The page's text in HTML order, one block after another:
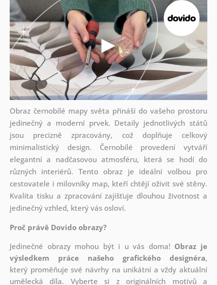
Obraz černobílé mapy světa přináší do vašeho prostoru
jedinečný a moderní prvek. Detaily jednotlivých států
jsou precizně zpracovány, což doplňuje celkový
minimalistický design. Černobílé provedení vytváří
elegantní a nadčasovou atmosféru, která se hodí do
různých interiérů. Tento obraz je ideální volbou pro
cestovatele i milovníky map, kteří chtějí oživit své stěny.
Kvalita tisku a zpracování zajišťuje dlouhou životnost a
jedinečný vzhled, který vás osloví.
Proč právě Dovido obrazy?
Jedinečné obrazy mohou být i u vás doma! Obraz je
výsledkem práce našeho grafického designéra,
který proměňuje své návrhy na unikátní a vždy aktuální
umělecká díla. Vyberte si z originálních motivů a